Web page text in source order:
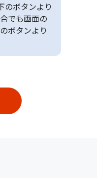
のボタンより
でも画面の
ボタンより